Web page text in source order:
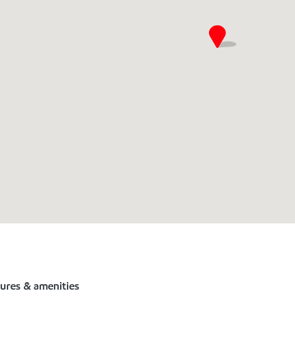
& amenities